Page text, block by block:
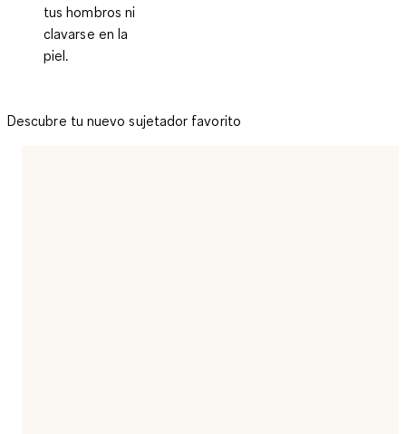
tus hombros ni
clavarse en la
piel.
Descubre tu nuevo sujetador favorito